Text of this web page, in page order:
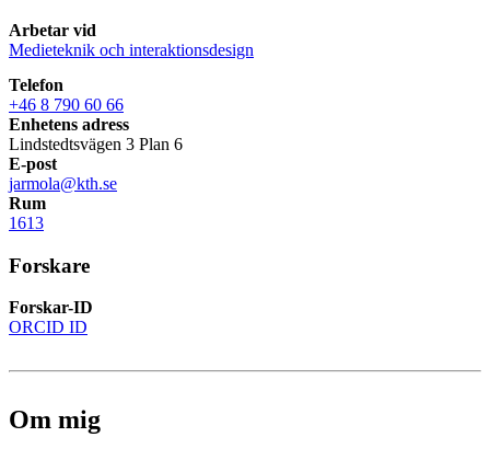
Arbetar vid
Medieteknik och interaktionsdesign
Telefon
+46 8 790 60 66
Enhetens adress
Lindstedtsvägen 3 Plan 6
E-post
jarmola@kth.se
Rum
1613
Forskare
Forskar-ID
ORCID ID
Om mig